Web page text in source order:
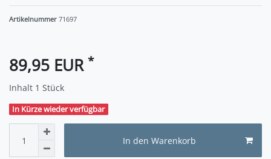
Artikelnummer 71697
89,95 EUR *
Inhalt 1 Stück
In Kürze wieder verfügbar
In den Warenkorb